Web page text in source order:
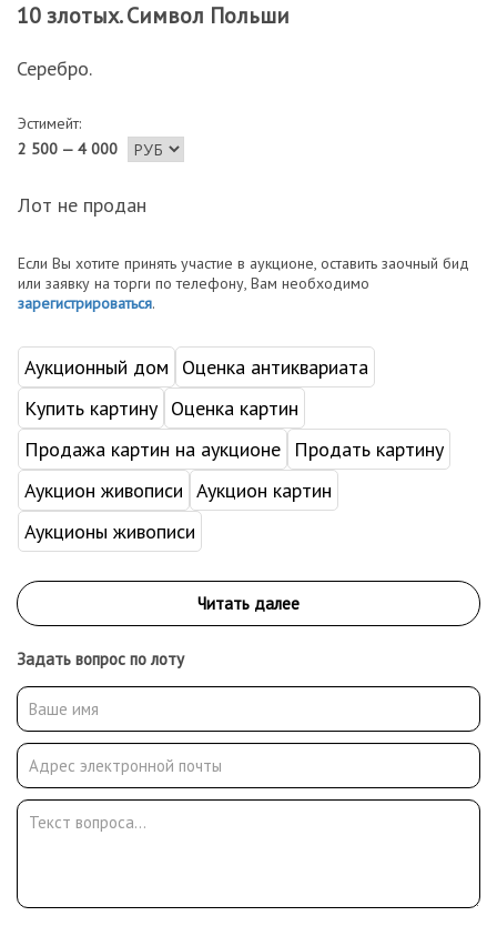
10 злотых. Символ Польши
Серебро.
Эстимейт:
2 500 — 4 000
Лот не продан
Если Вы хотите принять участие в аукционе, оставить заочный бид
или заявку на торги по телефону, Вам необходимо
зарегистрироваться.
Аукционный дом
Оценка антиквариата
Купить картину Оценка картин
Продажа картин на аукционе
Продать картину
Аукцион живописи Аукцион картин
Аукционы живописи
Задать вопрос по лоту